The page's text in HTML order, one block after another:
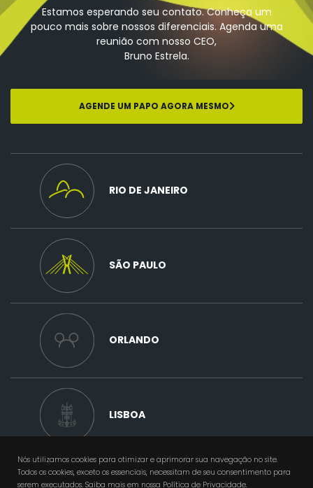
Estamos esperando seu contato. Conheça um
pouco mais sobre nossos diferenciais. Agenda uma
reunião com nosso CEO,
Bruno Estrela.
AGENDE UM PAPO AGORA MESMO
RIO DE JANEIRO
SÃO PAULO
ORLANDO
LISBOA
Nós utilizamos cookies para otimizar e aprimorar sua navegação no site.
Todos os cookies, exceto os essenciais, necessitam de seu consentimento para
serem executados. Saiba mais em nossa Política de Privacidade.